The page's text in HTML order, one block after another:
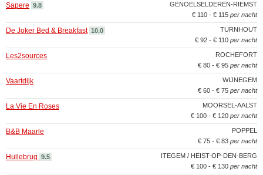
GENOELSELDEREN-RIEMST
Sapere 9.8
€ 110 - € 115 per nacht
TURNHOUT
De Joker Bed & Breakfast 10.0
€ 92 - € 110 per nacht
ROCHEFORT
Les2sources
€ 80 - € 95 per nacht
WIJNEGEM
Vaartdijk
€ 60 - € 75 per nacht
MOORSEL-AALST
La Vie En Roses
€ 100 - € 120 per nacht
POPPEL
B&B Maarle
€ 75 - € 83 per nacht
ITEGEM / HEIST-OP-DEN-BERG
Hullebrug 9.5
€ 100 - € 130 per nacht